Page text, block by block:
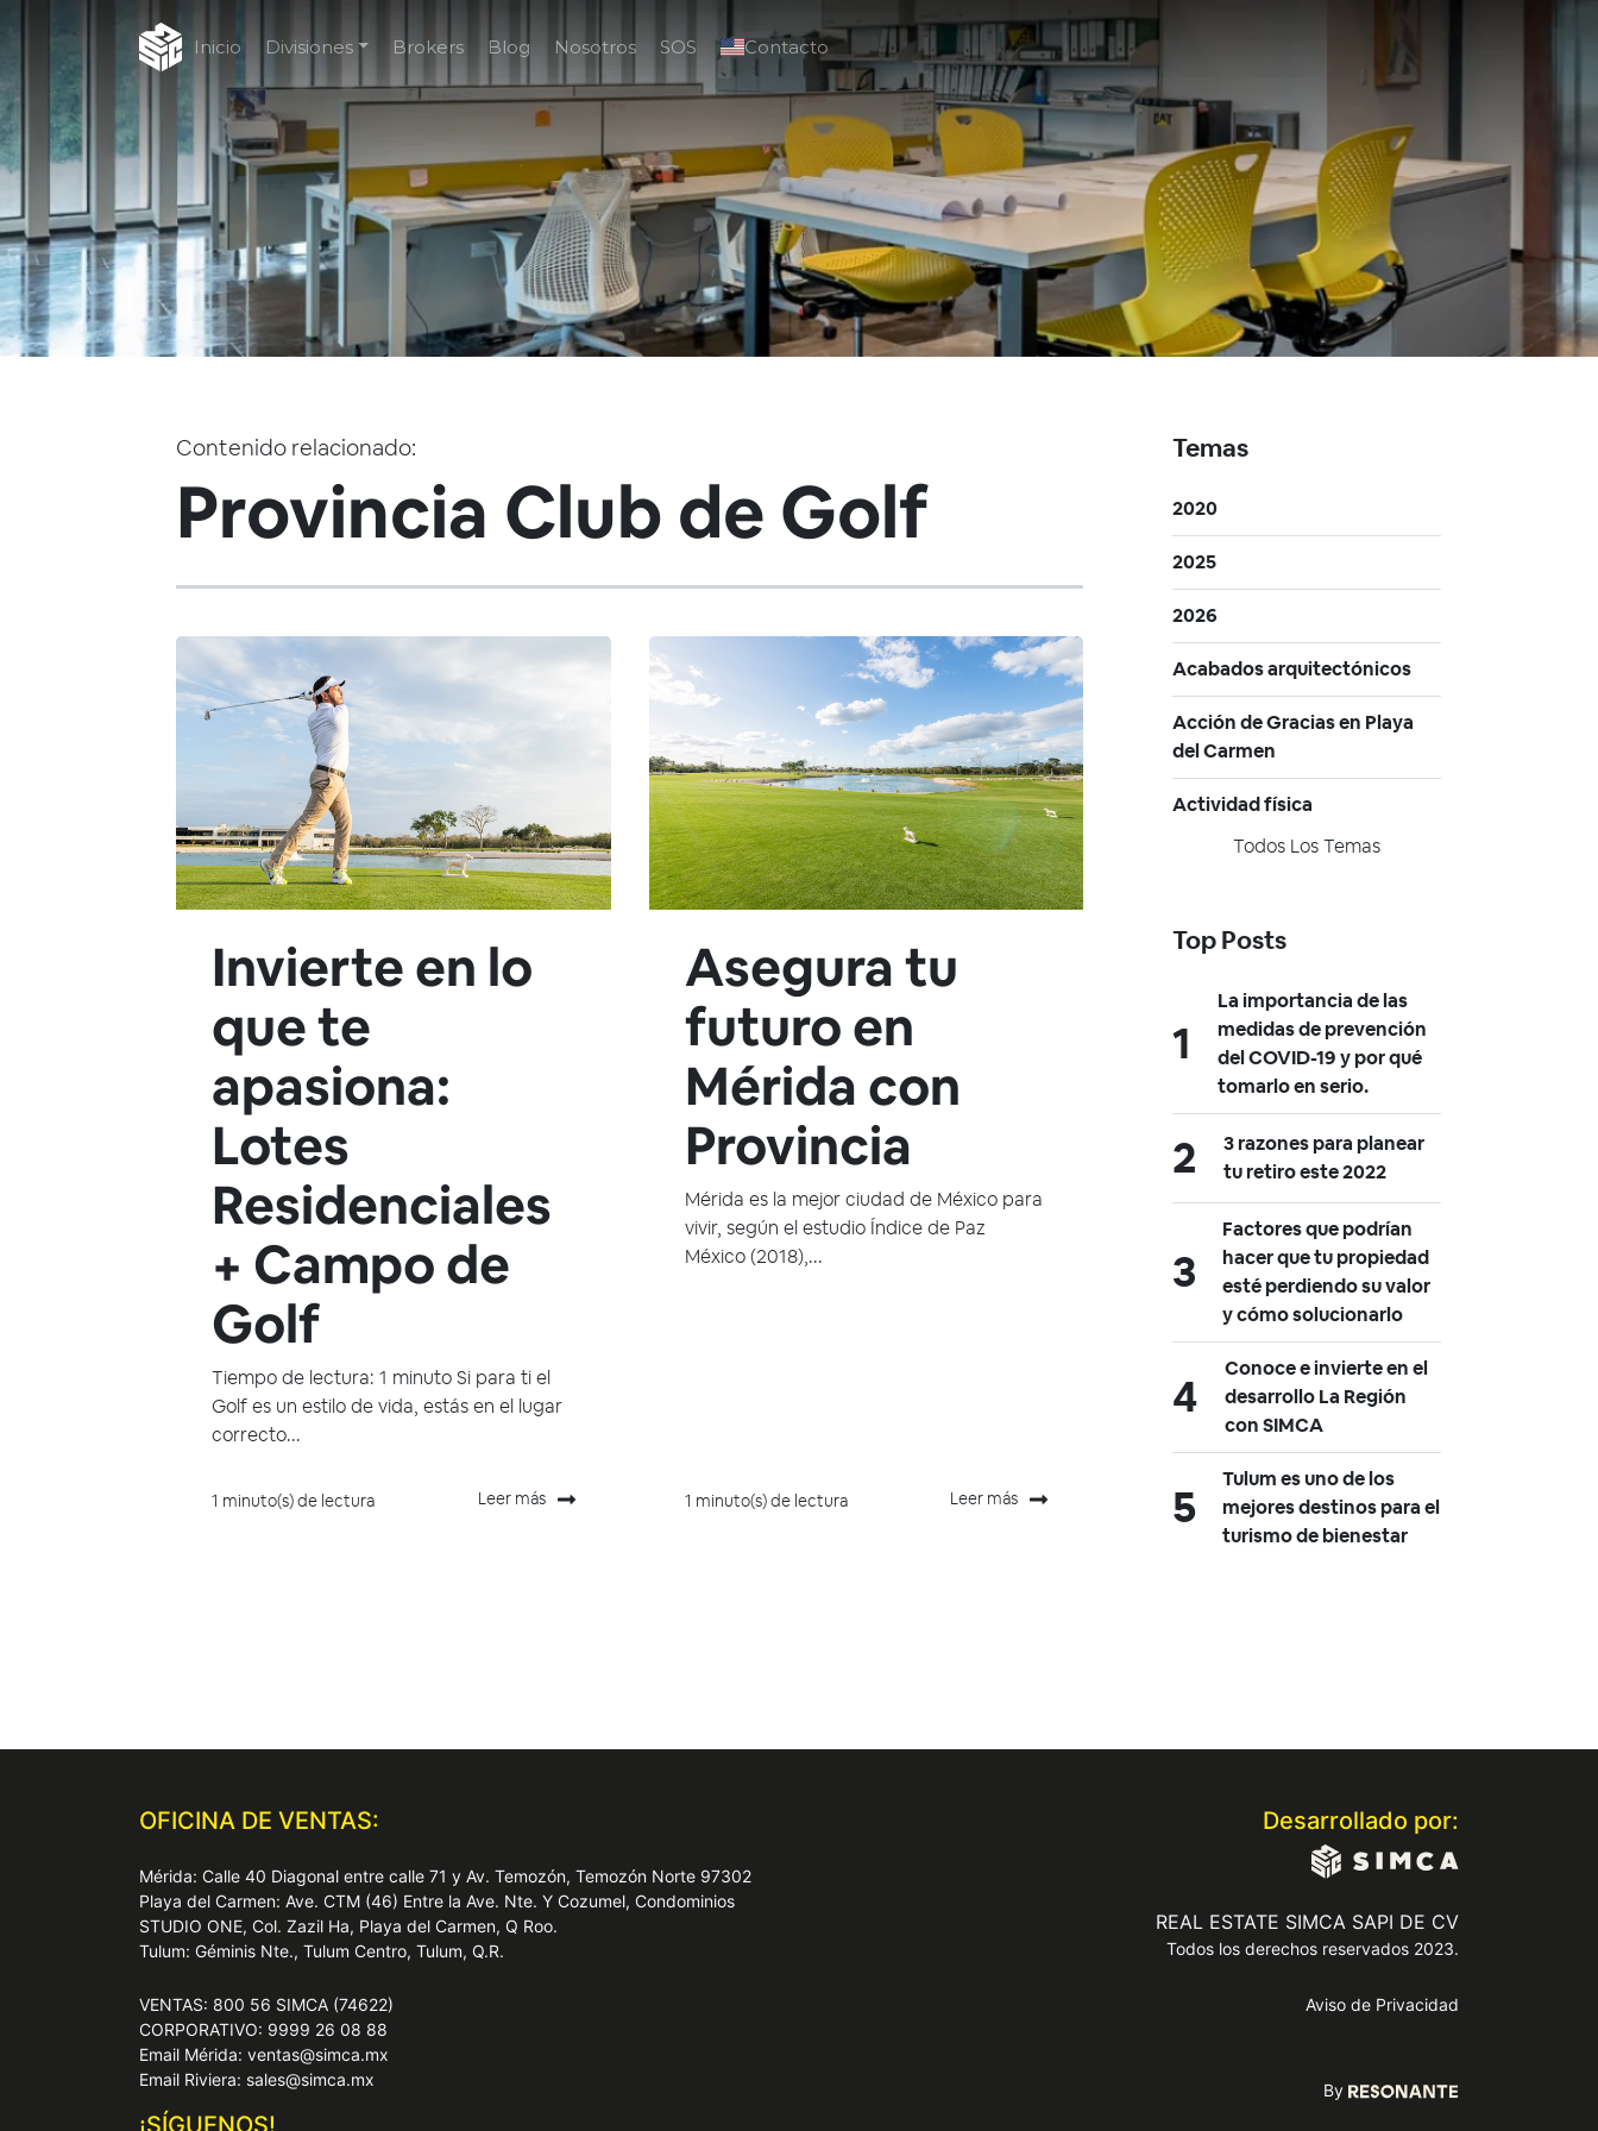
Inicio Divisiones Brokers Blog Nosotros SOS Contacto
Contenido relacionado:
Provincia Club de Golf
Invierte en lo
que te
apasiona:
Lotes
Residenciales
+ Campo de
Golf
Tiempo de lectura: 1 minuto Si para ti el
Golf es un estilo de vida, estás en el lugar
correcto...
1 minuto(s) de lectura Leer más
Asegura tu
futuro en
Mérida con
Provincia
Mérida es la mejor ciudad de México para
vivir, según el estudio Índice de Paz
México (2018),...
1 minuto(s) de lectura Leer más
Temas
2020
2025
2026
Acabados arquitectónicos
Acción de Gracias en Playa
del Carmen
Actividad física
Todos Los Temas
Top Posts
La importancia de las
medidas de prevención
del COVID-19 y por qué
tomarlo en serio.
3 razones para planear
tu retiro este 2022
Factores que podrían
hacer que tu propiedad
esté perdiendo su valor
y cómo solucionarlo
Conoce e invierte en el
desarrollo La Región
con SIMCA
Tulum es uno de los
mejores destinos para el
turismo de bienestar
OFICINA DE VENTAS:
Mérida: Calle 40 Diagonal entre calle 71 y Av. Temozón, Temozón Norte 97302
Playa del Carmen: Ave. CTM (46) Entre la Ave. Nte. Y Cozumel, Condominios
STUDIO ONE, Col. Zazil Ha, Playa del Carmen, Q Roo.
Tulum: Géminis Nte., Tulum Centro, Tulum, Q.R.
VENTAS: 800 56 SIMCA (74622)
CORPORATIVO: 9999 26 08 88
Email Mérida: ventas@simca.mx
Email Riviera: sales@simca.mx
¡SÍGUENOS!
Desarrollado por:
REAL ESTATE SIMCA SAPI DE CV
Todos los derechos reservados 2023.
Aviso de Privacidad
By